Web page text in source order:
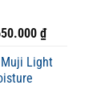
₫.
₫Giá
tại
Light